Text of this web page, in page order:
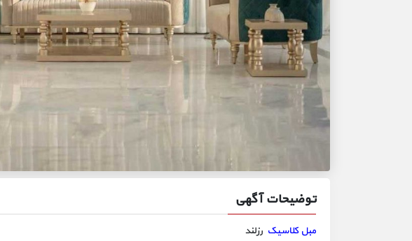
توضیحات آگهی
مبل کلاسیک رزلند